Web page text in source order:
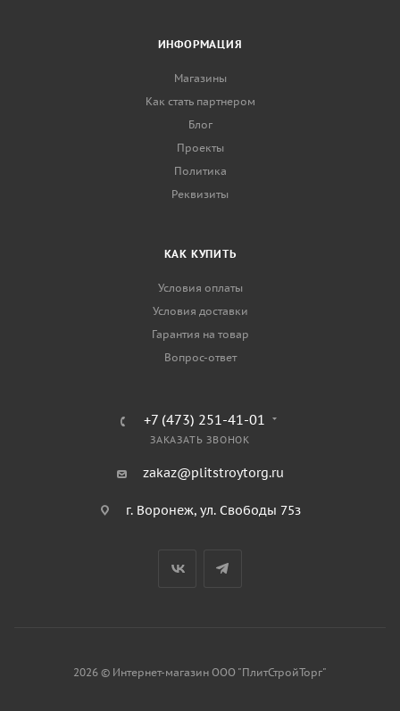
ИНФОРМАЦИЯ
Магазины
Как стать партнером
Блог
Проекты
Политика
Реквизиты
КАК КУПИТЬ
Условия оплаты
Условия доставки
Гарантия на товар
Вопрос-ответ
+7 (473) 251-41-01
ЗАКАЗАТЬ ЗВОНОК
zakaz@plitstroytorg.ru
г. Воронеж, ул. Свободы 75з
2026 © Интернет-магазин ООО "ПлитСтройТорг"